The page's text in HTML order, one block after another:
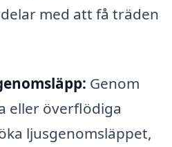
med att få träden
Genom
eller överflödiga
ljusgenomsläppet,